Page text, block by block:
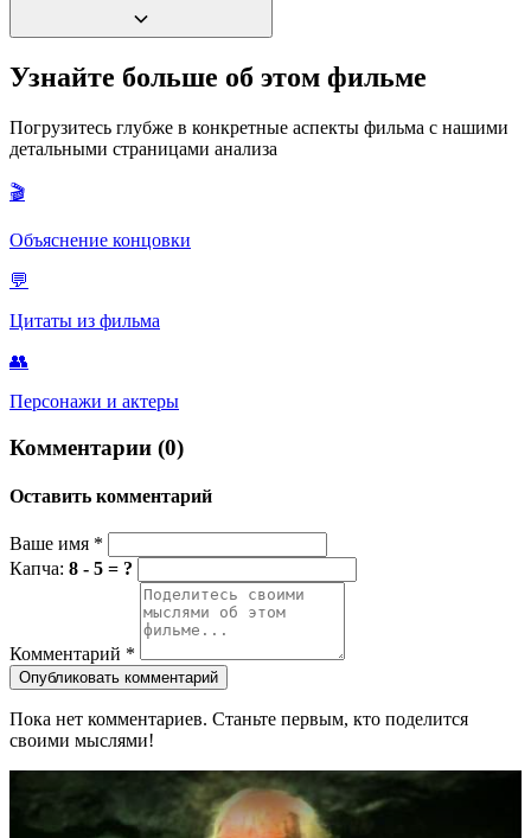
Нет, персонаж Гайде (греческой невольницы и возлюбленной
графа в книге) полностью исключен из сюжета фильма 2002
Мерседес.
Узнайте больше об этом фильме
Погрузитесь глубже в конкретные аспекты фильма с нашими
детальными страницами анализа
🎬
Объяснение концовки
💬
Цитаты из фильма
👥
Персонажи и актеры
Комментарии (0)
Оставить комментарий
Ваше имя *
Капча: 8 - 5 = ?
Комментарий *
Опубликовать комментарий
Пока нет комментариев. Станьте первым, кто поделится
своими мыслями!